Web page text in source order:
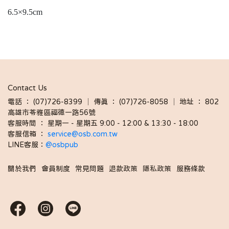
6.5×9.5cm
Contact Us
電話 ： (07)726-8399 │ 傳真 ： (07)726-8058 │ 地址 ： 802
高雄市苓雅區福德一路56號
客服時間 ： 星期一 - 星期五 9:00 - 12:00 & 13:30 - 18:00
客服信箱 ： service@osb.com.tw
LINE客服： @osbpub
關於我們 會員制度 常見問題 退款政策 隱私政策 服務條款